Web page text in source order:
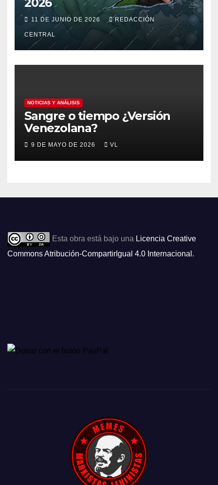
11 DE JUNIO DE 2026 REDACCIÓN
CENTRAL
NOTICIAS Y ANÁLISIS
Sangre o tiempo ¿Versión
Venezolana?
9 DE MAYO DE 2026 VL
Esta obra está bajo una Licencia Creative
Commons Atribución-CompartirIgual 4.0 Internacional .